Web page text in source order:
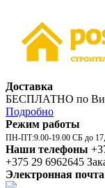
Доставка
БЕСПЛАТНО по
Подробно
Режим работы
ПН-ПТ:9.00-19.00 СБ до
Наши телефоны
+375 29 6962645
Электронная почта